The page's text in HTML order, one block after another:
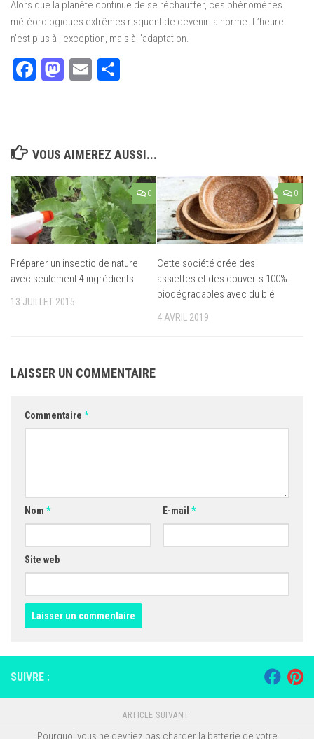
Alors que la planète continue de se réchauffer, ces phénomènes
météorologiques extrêmes risquent de devenir la norme. L’heure
n’est plus à l’exception, mais à l’adaptation.
Facebook
Mastodon
Email
VOUS AIMEREZ AUSSI...
0
Préparer un insecticide naturel
avec seulement 4 ingrédients
13 JUILLET 2015
0
Cette société crée des
assiettes et des couverts 100%
biodégradables avec du blé
4 AVRIL 2019
LAISSER UN COMMENTAIRE
Commentaire *
Nom * E-mail *
Site web
SUIVRE :
ARTICLE SUIVANT
Pourquoi vous ne devriez pas charger la batterie de votre